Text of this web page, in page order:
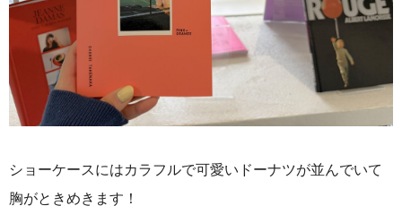
ショーケースにはカラフルで可愛いドーナツが並んでいて
胸がときめきます！